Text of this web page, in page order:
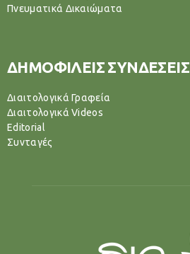
Πνευματικά Δικαιώματα
ΔΗΜΟΦΙΛΕΙΣ ΣΥΝΔΕΣΕΙΣ
Διαιτολογικά Γραφεία
Διαιτολογικά Videos
Editorial
Συνταγές